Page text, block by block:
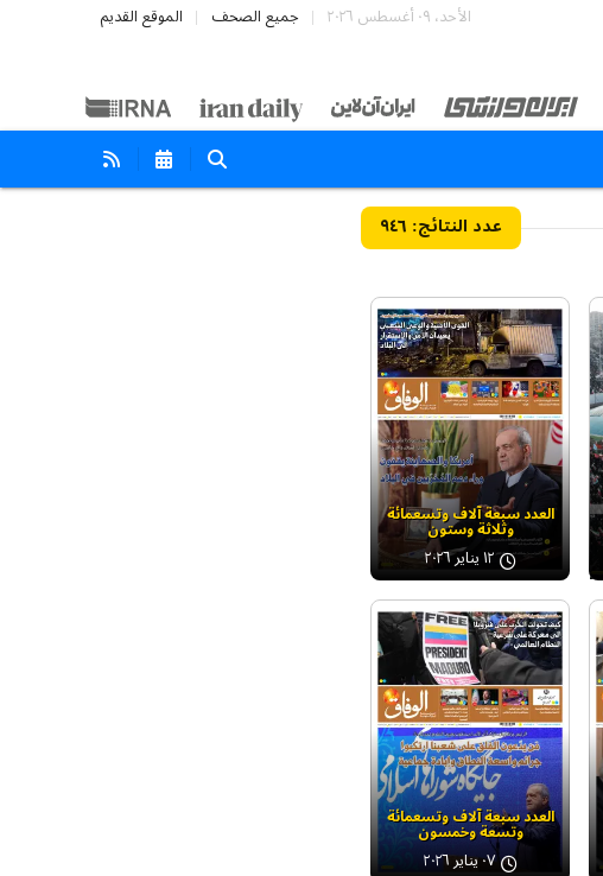
الأحد، ٠٩ أغسطس ٢٠٢٦ جميع الصحف الموقع القديم
۹٤٦
العدد سبعة آلاف وتسعمائة
وثلاثة وستون
١٢ يناير ٢٠٢٦
العدد سبعة آلاف وتسعمائة
وتسعة وخمسون
٠٧ يناير ٢٠٢٦